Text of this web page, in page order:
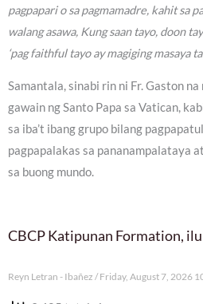
pagpapari o sa pagmamadre, kahit sa
walang asawa, Kung saan tayo, doon
‘pag faithful tayo ay magiging masaya
Samantala, sinabi rin ni Fr. Gaston
gawain ng Santo Papa sa Vatican,
sa iba’t ibang grupo bilang
pagpapalakas sa pananampalataya
sa buong mundo.
CBCP Katipunan Formation,
Reyn Letran - Ibañez Friday, August 7, 2026